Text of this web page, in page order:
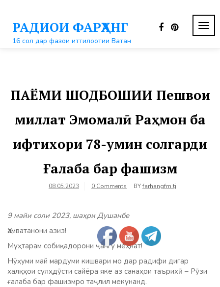
контентуРАДИОИ ФАРҲАНГ
16 сол дар фазои иттилоотии Ватан
ПАЁМИ ШОДБОШИИ Пешвои
миллат Эмомалӣ Раҳмон ба
ифтихори 78-умин солгарди
Ғалаба бар фашизм
08.05.2023 0 Comments BYfarhangfm.tj
9 майи соли 2023, шаҳри Душанбе
Ҳамватанони азиз!
Муҳтарам собиқадорони ҷангу меҳнат!
Нӯҳуми май мардуми кишвари мо дар радифи дигар
халқҳои сулҳдӯсти сайёра яке аз санаҳои таърихӣ – Рӯзи
ғалаба бар фашизмро таҷлил мекунанд.